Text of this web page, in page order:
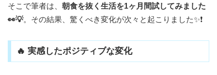
そこで筆者は、 朝食を抜く生活を1ヶ月間試してみました
👀💡。その結果、驚くべき変化が次々と起こりました✨❗
🔥 実感したポジティブな変化